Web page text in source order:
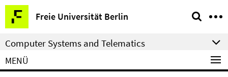
Springe
direkt
zu
Inhalt
Freie Universität Berlin
Service-
Navigation
Computer Systems and Telematics
MENÜ